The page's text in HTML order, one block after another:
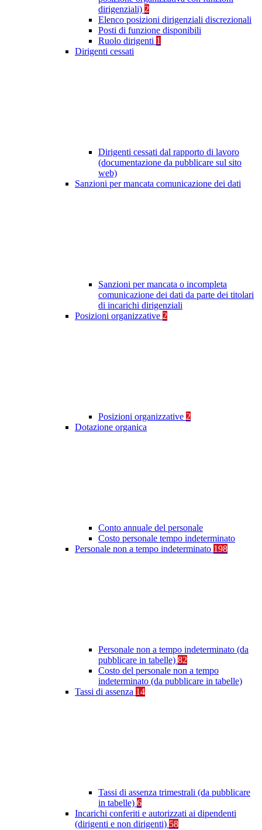
dirigenziali) 2
Elenco posizioni dirigenziali discrezionali
Posti di funzione disponibili
Ruolo dirigenti 1
Dirigenti cessati
Dirigenti cessati dal rapporto di lavoro
(documentazione da pubblicare sul sito
web)
Sanzioni per mancata comunicazione dei dati
Sanzioni per mancata o incompleta
comunicazione dei dati da parte dei titolari
di incarichi dirigenziali
Posizioni organizzative 2
Posizioni organizzative 2
Dotazione organica
Conto annuale del personale
Costo personale tempo indeterminato
Personale non a tempo indeterminato 198
Personale non a tempo indeterminato (da
pubblicare in tabelle) 82
Costo del personale non a tempo
indeterminato (da pubblicare in tabelle)
Tassi di assenza 14
Tassi di assenza trimestrali (da pubblicare
in tabelle) 6
Incarichi conferiti e autorizzati ai dipendenti
(dirigenti e non dirigenti) 58